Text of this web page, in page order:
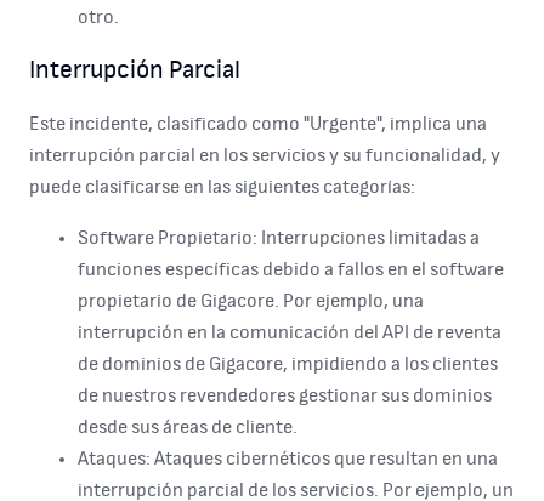
otro.
Interrupción Parcial
Este incidente, clasificado como "Urgente", implica una
interrupción parcial en los servicios y su funcionalidad, y
puede clasificarse en las siguientes categorías:
Software Propietario: Interrupciones limitadas a
funciones específicas debido a fallos en el software
propietario de Gigacore. Por ejemplo, una
interrupción en la comunicación del API de reventa
de dominios de Gigacore, impidiendo a los clientes
de nuestros revendedores gestionar sus dominios
desde sus áreas de cliente.
Ataques: Ataques cibernéticos que resultan en una
interrupción parcial de los servicios. Por ejemplo, un